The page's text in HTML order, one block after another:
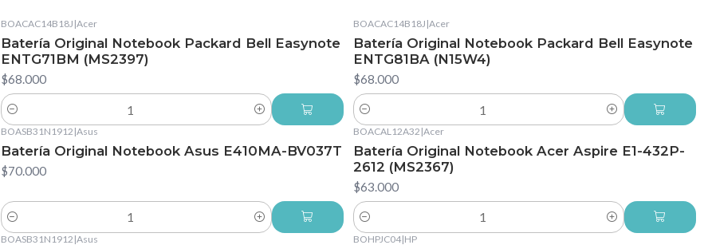
BOACAC14B18J |Acer
Batería Original Notebook Packard Bell Easynote
ENTG71BM (MS2397)
$68.000
Cantidad
BOACAC14B18J |Acer
Batería Original Notebook Packard Bell Easynote
ENTG81BA (N15W4)
$68.000
Cantidad
BOASB31N1912 |Asus
Batería Original Notebook Asus E410MA-BV037T
$70.000
Cantidad
BOACAL12A32 |Acer
Batería Original Notebook Acer Aspire E1-432P-
2612 (MS2367)
$63.000
Cantidad
BOASB31N1912 |Asus BOHPJC04|HP